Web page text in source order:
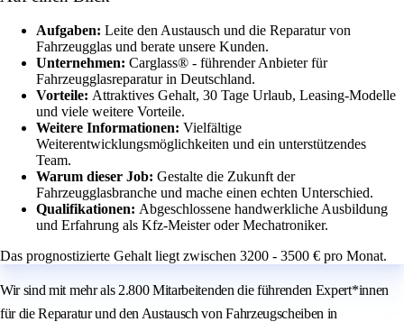
Aufgaben: Leite den Austausch und die Reparatur von
Fahrzeugglas und berate unsere Kunden.
Unternehmen: Carglass® - führender Anbieter für
Fahrzeugglasreparatur in Deutschland.
Vorteile: Attraktives Gehalt, 30 Tage Urlaub, Leasing-Modelle
und viele weitere Vorteile.
Weitere Informationen: Vielfältige
Weiterentwicklungsmöglichkeiten und ein unterstützendes
Team.
Warum dieser Job: Gestalte die Zukunft der
Fahrzeugglasbranche und mache einen echten Unterschied.
Qualifikationen: Abgeschlossene handwerkliche Ausbildung
und Erfahrung als Kfz-Meister oder Mechatroniker.
Das prognostizierte Gehalt liegt zwischen 3200 - 3500 € pro Monat.
Wir sind mit mehr als 2.800 Mitarbeitenden die führenden Expert*innen
für die Reparatur und den Austausch von Fahrzeugscheiben in